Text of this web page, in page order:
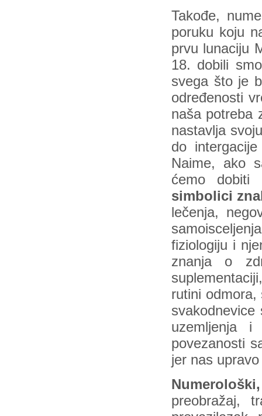
Takođe,
poruku koju
prvu lunaciju
18. dobili
svega što je
određenosti
naša potreba
nastavlja
do
Naime, ako
ćemo
simbolici
lečenja,
fiziologiju i
znanja o
rutini odmora,
uzemljenja i
povezanosti
jer nas
preobražaj,